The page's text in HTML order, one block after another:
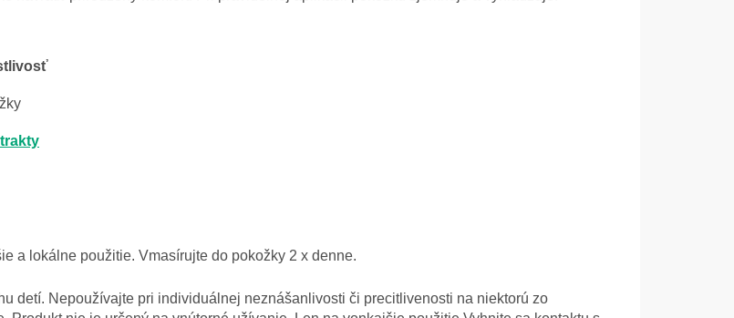
a lokálne použitie. Vmasírujte do pokožky 2 x denne.
detí. Nepoužívajte pri individuálnej neznášanlivosti či precitlivenosti na niektorú zo